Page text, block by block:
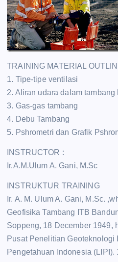
TRAINING MATERIAL
1. Tipe-tipe ventilasi
2. Aliran udara dalam tambang
3. Gas-gas tambang
4. Debu Tambang
5. Pshrometri dan Grafik
INSTRUCTOR :
Ir.A.M.Ulum A. Gani, M.Sc
INSTRUKTUR TRAINING
Ir. A. M. Ulum A. Gani, M.Sc.
Geofisika Tambang ITB
Soppeng, 18 December 1949,
Pusat Penelitian Geoteknologi
Pengetahuan Indonesia